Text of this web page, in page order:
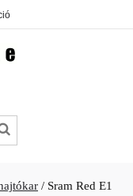
/ Sram Red E1